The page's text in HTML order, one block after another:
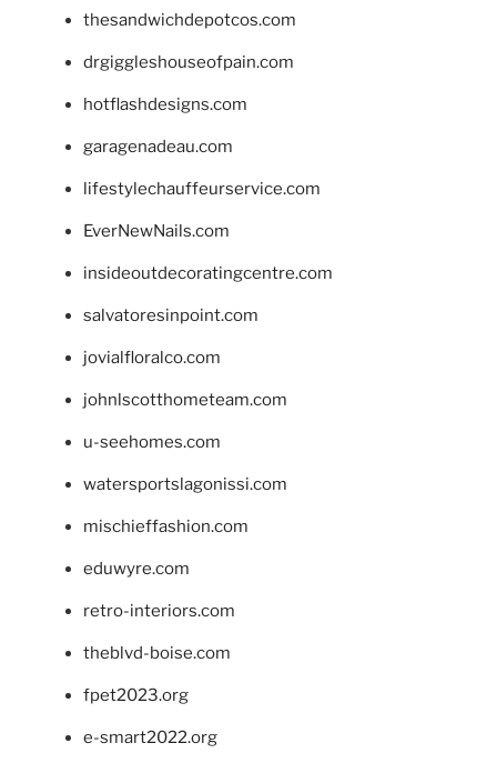
thesandwichdepotcos.com
drgiggleshouseofpain.com
hotflashdesigns.com
garagenadeau.com
lifestylechauffeurservice.com
EverNewNails.com
insideoutdecoratingcentre.com
salvatoresinpoint.com
jovialfloralco.com
johnlscotthometeam.com
u-seehomes.com
watersportslagonissi.com
mischieffashion.com
eduwyre.com
retro-interiors.com
theblvd-boise.com
fpet2023.org
e-smart2022.org